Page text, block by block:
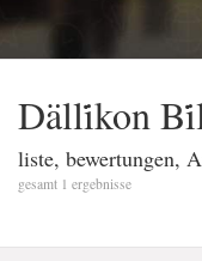
Dälli̇̇kon
liste, bewertungen,
gesamt 1 ergebnisse